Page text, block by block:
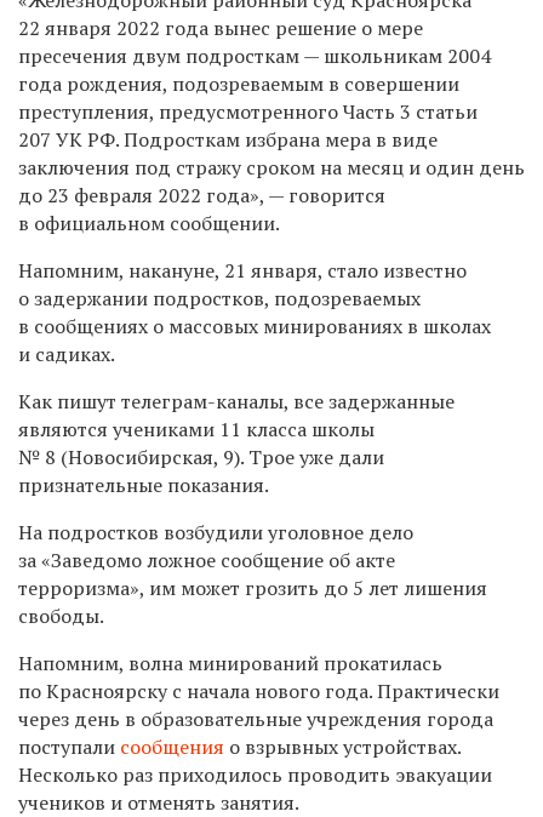
22 января 2022 года вынес решение о мере
пресечения двум подросткам — школьникам 2004
года рождения, подозреваемым в совершении
преступления, предусмотренного Часть 3 статьи
207 УК РФ. Подросткам избрана мера в виде
заключения под стражу сроком на месяц и один день
до 23 февраля 2022 года», — говорится
в официальном сообщении.
Напомним, накануне, 21 января, стало известно
о задержании подростков, подозреваемых
в сообщениях о массовых минированиях в школах
и садиках.
Как пишут телеграм-каналы, все задержанные
являются учениками 11 класса школы
№ 8 (Новосибирская, 9). Трое уже дали
признательные показания.
На подростков возбудили уголовное дело
за «Заведомо ложное сообщение об акте
терроризма», им может грозить до 5 лет лишения
свободы.
Напомним, волна минирований прокатилась
по Красноярску с начала нового года. Практически
через день в образовательные учреждения города
поступали сообщения о взрывных устройствах.
Несколько раз приходилось проводить эвакуации
учеников и отменять занятия.